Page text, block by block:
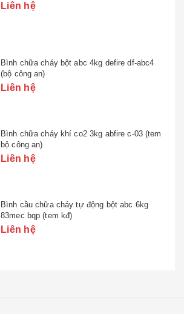
Liên hệ
Bình chữa cháy bột abc 4kg defire df-abc4
(bộ công an)
Liên hệ
Bình chữa cháy khí co2 3kg abfire c-03 (tem
bộ công an)
Liên hệ
Bình cầu chữa cháy tự động bột abc 6kg
83mec bqp (tem kđ)
Liên hệ